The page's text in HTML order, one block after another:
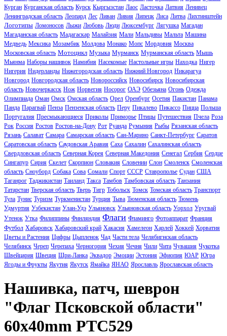
Курган Курганская область Курск Кыргызстан Лаос Ласточка Латвия Ленивец
Ленинградская область Леопард Лес Ливан Ливия Липецк Лиса Литва Лихтинштейн
Логотипы Ломоносов Лыжи Любовь Люди Люксембург Лягушка Магадан
Магаданская область Мадагаскар Малайзия Мали Мальдивы Мальта Машина
Медведь Мексика Мозамбик Молдова Монако Мопс Мордовия Москва
Московская область Мотоцикл Музыка Мурманск Мурманская область Мышь
Мьянма Наборы нашивок Намибия Насекомые Настольные игры Находка Нигер
Нигерия Нидерланды Нижегородская область Нижний Новгород Никарагуа
Новгород Новгородская область Новороссийск Новосибирск Новосибирская
область Новочеркасск Нож Норвегия Носорог ОАЭ Обезьяна Огонь Одежда
Олимпиада Оман Омск Омская область Орел Оренбург Осетия Пакистан Панама
Панда Парагвай Пенза Пензенская область Перу Пикалево Пикассо Пицца Польша
Португалия Пресмыкающиеся Приколы Приморье Птицы Путешествия Пчела Роза
Рок Россия Ростов Ростов-на-Дону Рот Руанда Румыния Рыбы Рязанская область
Рязань Салават Самара Самарская область Сан-Марино Санкт-Петербург Саратов
Саратовская область Саудовская Аравия Саха Сахалин Сахалинская область
Свердловская область Северная Корея Северная Македония Сенегал Сербия Сердце
Сингапур Сирия Скелет Скорпион Словакия Словении Слон Смоленск Смоленская
область Сноуборд Собака Сова Сомали Спорт СССР Ставрополье Судан США
Таганрог Таджикистан Таиланд Такса Тамбов Тамбовская область Танзания
Татарстан Тверская область Тверь Тигр Тобольск Томск Томская область Транспорт
Тула Тунис Туризм Туркменистан Турция Тыва Тюменская область Тюмень
Удмуртия Узбекистан Улан-Удэ Ульяновск Ульяновская область Уорхол Уругвай
Утенок Утка Филиппины Финляндия Флаги Фламинго Фотоаппарат Франция
Футбол Хабаровск Хабаровский край Хакасия Хамелеон Харлей Хоккей Хорватия
Цветы и Растения Цифры Цыпленок Чад Части тела Челябигнская область
Челябинск Череп Черепаха Черногория Чехия Чечня Чили Чита Чувашия Чукотка
Швейцария Швеция Шри-Ланка Эквадор Эмоции Эстония Эфиопия ЮАР Югра
Ягоды и Фрукты Якутия Якутск Ямайка ЯНАО Ярославль Ярославская область
Нашивка, патч, шеврон
"Флаг Псковской области"
60x40mm PTC529